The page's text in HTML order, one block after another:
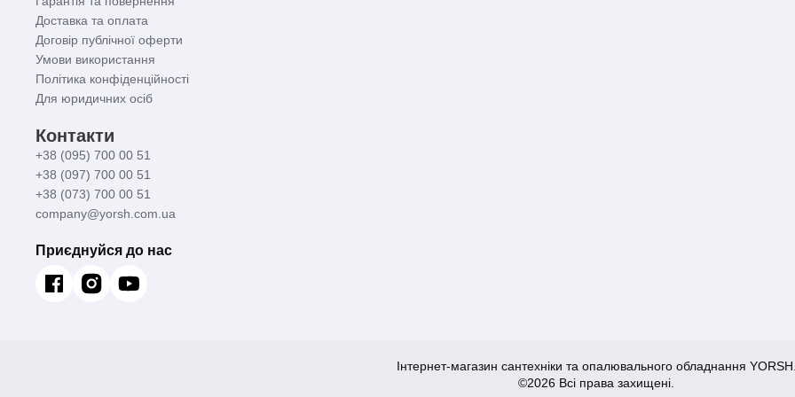
Доставка та оплата
Договір публічної оферти
Умови використання
Політика конфіденційності
Для юридичних осіб
Контакти
+38 (095) 700 00 51
+38 (097) 700 00 51
+38 (073) 700 00 51
company@yorsh.com.ua
Приєднуйся до нас
Інтернет-магазин сантехніки та опалювального обладнання
©2026 Всі права захищені.